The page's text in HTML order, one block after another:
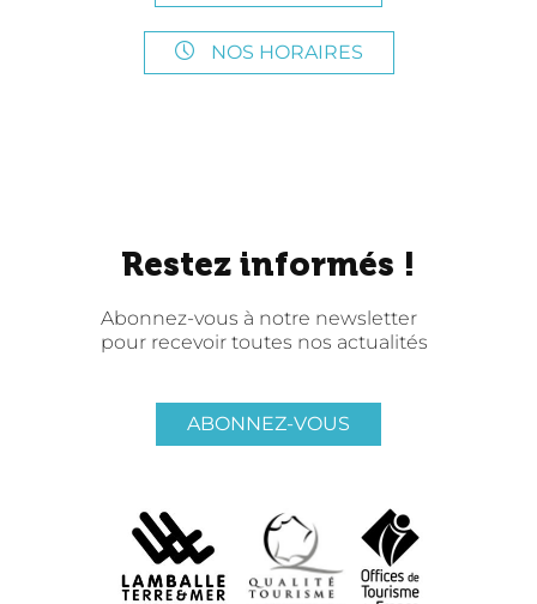
NOS HORAIRES
Restez informés !
Abonnez-vous à notre newsletter
pour recevoir toutes nos actualités
ABONNEZ-VOUS